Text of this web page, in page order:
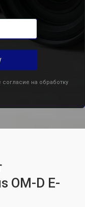
на обработку
OM-D E-